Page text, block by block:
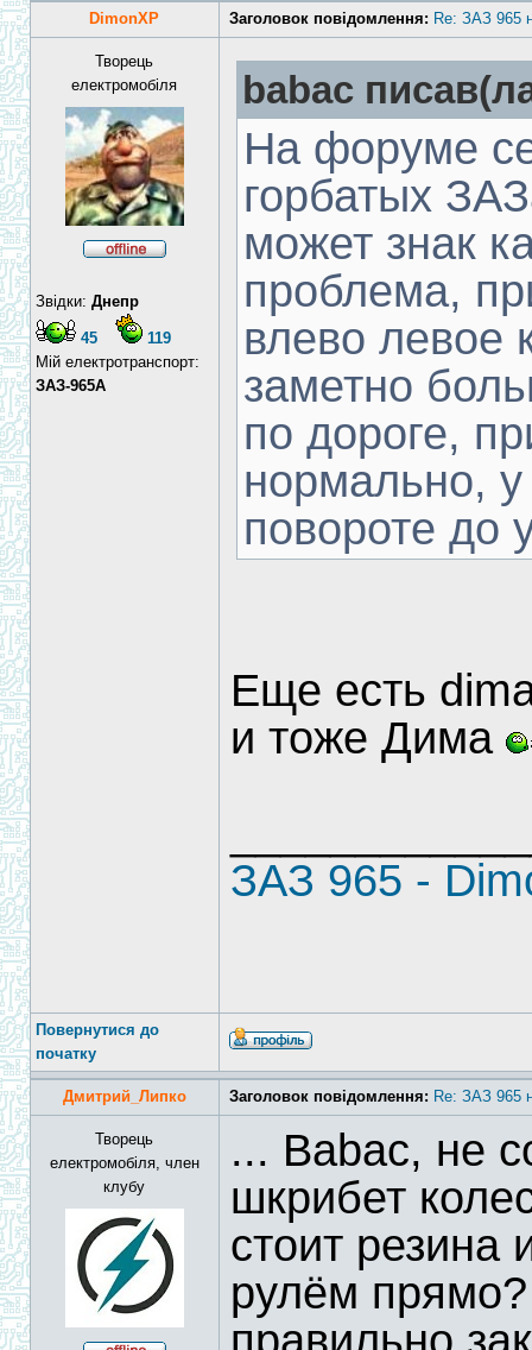
DimonXP Заголовок повідомлення: Re: ЗАЗ 965
Творець
електромобіля
Звідки: Днепр
45
119
Мій електротранспорт:
ЗАЗ-965А
babac
На форуме
горбатых
может знак
проблема,
влево левое
заметно
по дороге,
нормально, у
повороте до
Еще есть
и тоже Дима
ЗАЗ 965 -
Повернутися до
початку
Дмитрий_Липко Заголовок повідомлення: Re: ЗАЗ 965
Творець
електромобіля, член
клубу
... Babac, не
шкрибет
стоит
рулём